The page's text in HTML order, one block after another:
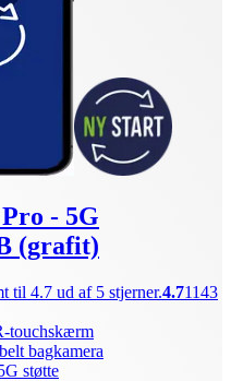
- 5G
(grafit)
til 4.7 ud af 5 stjerner.4.71143
touchskærm
bagkamera
støtte